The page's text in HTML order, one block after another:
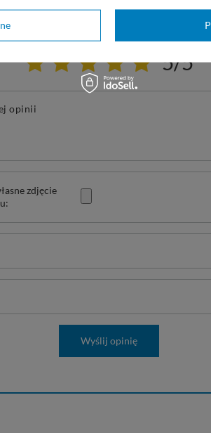
Twoja ocena:
5/5
opinii
zdjęcie
Wyślij opinię